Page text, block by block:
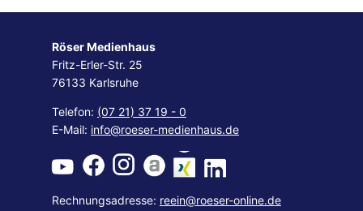
Röser Medienhaus
Fritz-Erler-Str. 25
76133 Karlsruhe
Telefon: (07 21) 37 19 - 0
E-Mail: info@roeser-medienhaus.de
Rechnungsadresse: reein@roeser-online.de